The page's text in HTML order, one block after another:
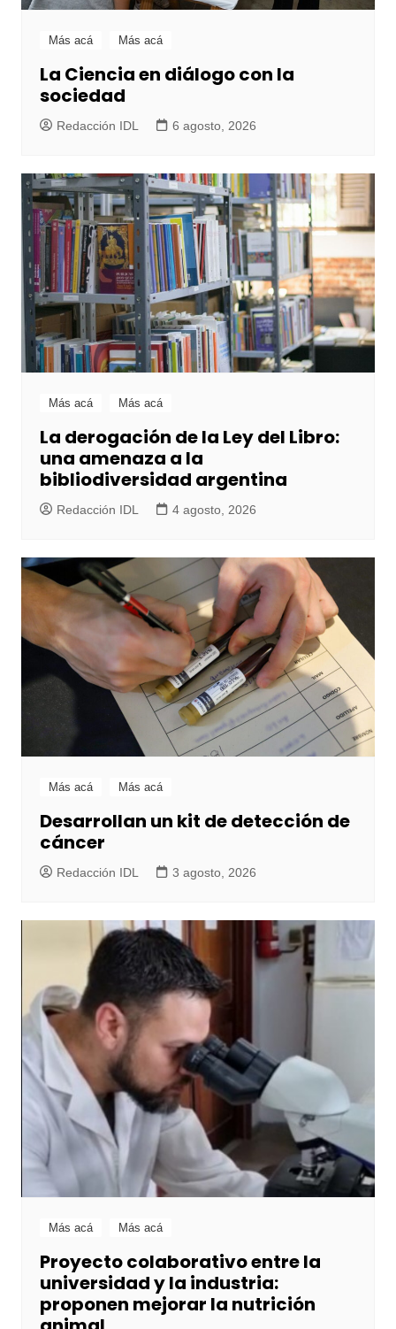
Más acá Más acá
La Ciencia en diálogo con la
sociedad
Redacción IDL 6 agosto, 2026
Más acá Más acá
La derogación de la Ley del Libro:
una amenaza a la
bibliodiversidad argentina
Redacción IDL 4 agosto, 2026
Más acá Más acá
Desarrollan un kit de detección de
cáncer
Redacción IDL 3 agosto, 2026
Más acá Más acá
Proyecto colaborativo entre la
universidad y la industria:
proponen mejorar la nutrición